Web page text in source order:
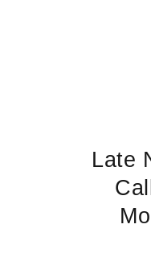
Late